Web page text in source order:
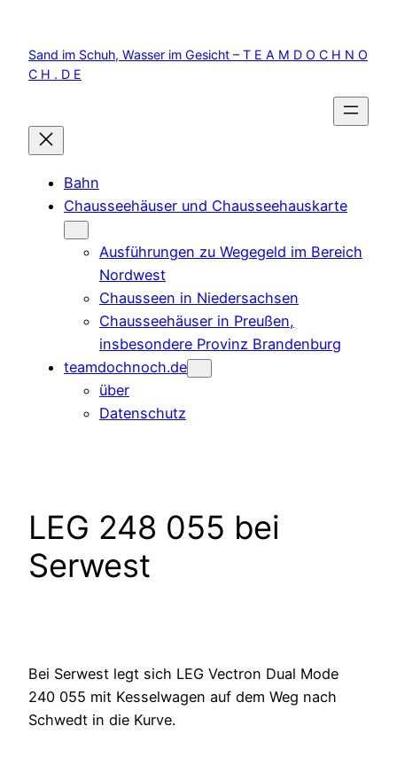
springen
Sand im Schuh, Wasser im Gesicht – T E A M D O C H N O
C H . D E
Bahn
Chausseehäuser und Chausseehauskarte
Ausführungen zu Wegegeld im Bereich
Nordwest
Chausseen in Niedersachsen
Chausseehäuser in Preußen,
insbesondere Provinz Brandenburg
teamdochnoch.de
über
Datenschutz
LEG 248 055 bei
Serwest
Bei Serwest legt sich LEG Vectron Dual Mode
240 055 mit Kesselwagen auf dem Weg nach
Schwedt in die Kurve.